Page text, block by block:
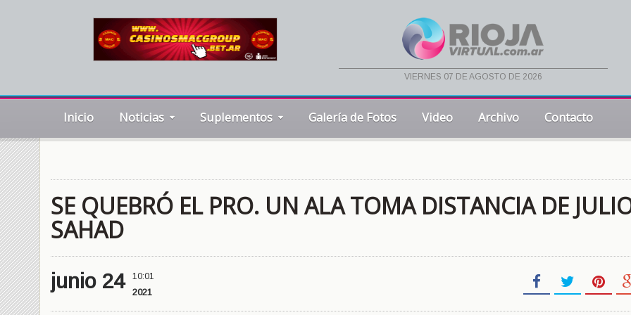
viernes 07 de agosto de 2026
Inicio Noticias Suplementos Galería de Fotos Video Archivo Contacto
SE QUEBRÓ EL PRO. UN ALA TOMA DISTANCIA DE
SAHAD
junio 24 10:01
2021